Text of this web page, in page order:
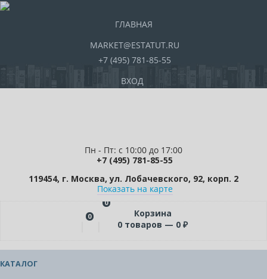
ГЛАВНАЯ
MARKET@ESTATUT.RU
+7 (495) 781-85-55
ВХОД
Пн - Пт: с 10:00 до 17:00
+7 (495) 781-85-55
119454, г. Москва, ул. Лобачевского, 92, корп. 2
Показать на карте
0
0
Корзина
0 товаров — 0 ₽
КАТАЛОГ